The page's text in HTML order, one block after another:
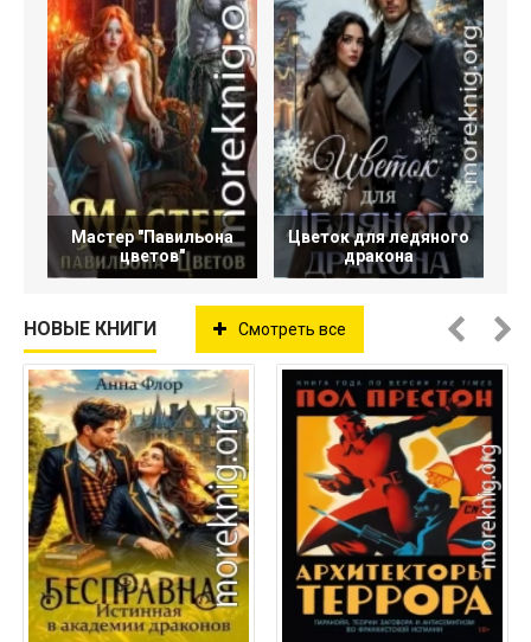
Мастер "Павильона
цветов"
Цветок для ледяного
дракона
НОВЫЕ КНИГИ Смотреть все